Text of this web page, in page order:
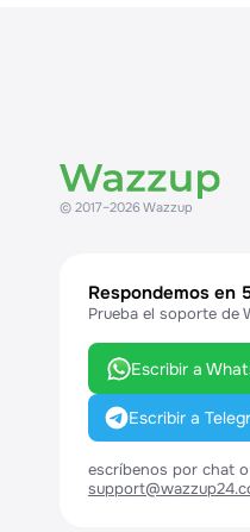
© 2017–2026 Wazzup
Respondemos en
Prueba el soporte de
Escribir a
Escribir a
escríbenos por chat